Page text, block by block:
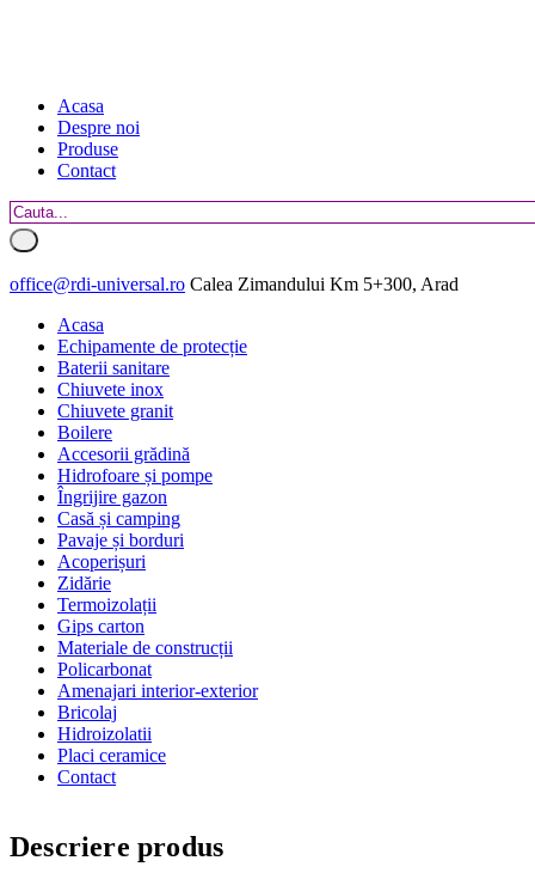
Acasa
Despre noi
Produse
Contact
office@rdi-universal.ro Calea Zimandului Km 5+300, Arad
Acasa
Echipamente de protecție
Baterii sanitare
Chiuvete inox
Chiuvete granit
Boilere
Accesorii grădină
Hidrofoare și pompe
Îngrijire gazon
Casă și camping
Pavaje și borduri
Acoperișuri
Zidărie
Termoizolații
Gips carton
Materiale de construcții
Policarbonat
Amenajari interior-exterior
Bricolaj
Hidroizolatii
Placi ceramice
Contact
Descriere produs